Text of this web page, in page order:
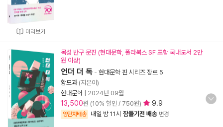
미리보기
목성 반구 문진 (현대문학, 폴라북스 SF 포함 국내도서 2만
원 이상)
언더 더 독 - 현대문학 핀 시리즈 장르 5
황모과(지은이)
현대문학
2024년 09월
13,500원 (10% 할인 / 750원) 9.9
양탄자배송 내일 밤 11시 잠들기전 배송 변경